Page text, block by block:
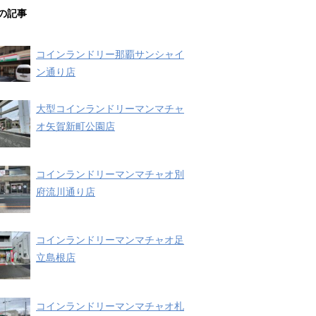
記事
コインランドリー那覇サンシャイ
ン通り店
大型コインランドリーマンマチャ
オ矢賀新町公園店
コインランドリーマンマチャオ別
府流川通り店
コインランドリーマンマチャオ足
立島根店
コインランドリーマンマチャオ札